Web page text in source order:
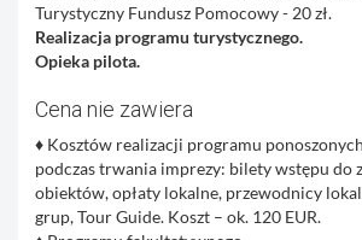
Turystyczny Fundusz Pomocowy - 20 zł.
Realizacja programu turystycznego.
Opieka pilota.
Cena nie zawiera
♦ Kosztów realizacji programu
podczas trwania imprezy: bilety wstępu do
obiektów, opłaty lokalne, przewodnicy
grup, Tour Guide. Koszt – ok. 120 EUR.